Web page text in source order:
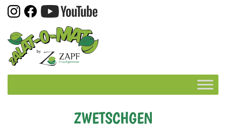
Skip
content
ZWETSCHGEN